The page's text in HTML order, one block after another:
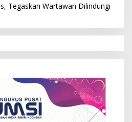
Tegaskan Wartawan Dilindungi